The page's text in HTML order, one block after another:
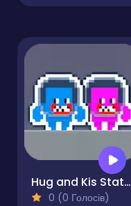
Hug and Kis Station Escape
0 (0 Голосів)